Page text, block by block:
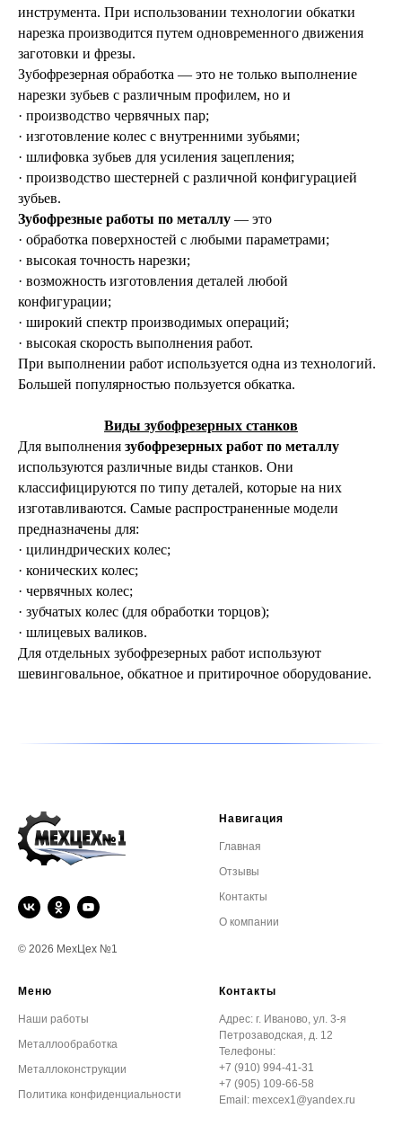
инструмента. При использовании технологии обкатки
нарезка производится путем одновременного движения
заготовки и фрезы.
Зубофрезерная обработка — это не только выполнение
нарезки зубьев с различным профилем, но и
· производство червячных пар;
· изготовление колес с внутренними зубьями;
· шлифовка зубьев для усиления зацепления;
· производство шестерней с различной конфигурацией
зубьев.
Зубофрезные работы по металлу — это
· обработка поверхностей с любыми параметрами;
· высокая точность нарезки;
· возможность изготовления деталей любой
конфигурации;
· широкий спектр производимых операций;
· высокая скорость выполнения работ.
При выполнении работ используется одна из технологий.
Большей популярностью пользуется обкатка.
Виды зубофрезерных станков
Для выполнения зубофрезерных работ по металлу
используются различные виды станков. Они
классифицируются по типу деталей, которые на них
изготавливаются. Самые распространенные модели
предназначены для:
· цилиндрических колес;
· конических колес;
· червячных колес;
· зубчатых колес (для обработки торцов);
· шлицевых валиков.
Для отдельных зубофрезерных работ используют
шевинговальное, обкатное и притирочное оборудование.
© 2026 МехЦех №1
Навигация
Главная
Отзывы
Контакты
О компании
Меню
Наши работы
Металлообработка
Металлоконструкции
Политика конфиденциальности
Контакты
Адрес: г. Иваново, ул. 3-я
Петрозаводская, д. 12
Телефоны:
+7 (910) 994-41-31
+7 (905) 109-66-58
Email: mexcex1@yandex.ru